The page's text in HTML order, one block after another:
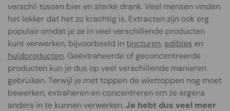
verschil tussen bier en sterke drank. Veel mensen vinden
het lekker dat het zo krachtig is. Extracten zijn ook erg
populair omdat je ze in veel verschillende producten
kunt verwerken, bijvoorbeeld in tincturen, edibles en
huidproducten. Geëxtraheerde of geconcentreerde
producten kun je dus op veel verschillende manieren
gebruiken. Terwijl je met toppen de wiettoppen nog moet
bewerken, extraheren en concentreren om ze ergens
anders in te kunnen verwerken.Je hebt dus veel meer